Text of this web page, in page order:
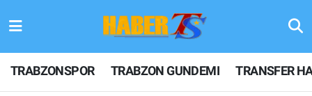
TRABZONSPOR TRABZON GUNDEMI TRANSFER
TRABZONSPOR
TRABZON GUNDEMI
Hava Durumu
Trafik Durumu